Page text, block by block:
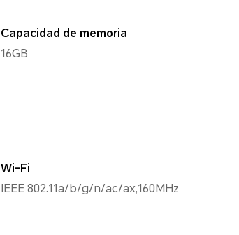
Capacidad de memoria
16GB
Wi-Fi
IEEE 802.11a/b/g/n/ac/ax,160MHz